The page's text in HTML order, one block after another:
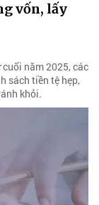
vốn, lấy
năm 2025, các
sách tiền tệ hẹp,
khỏi.